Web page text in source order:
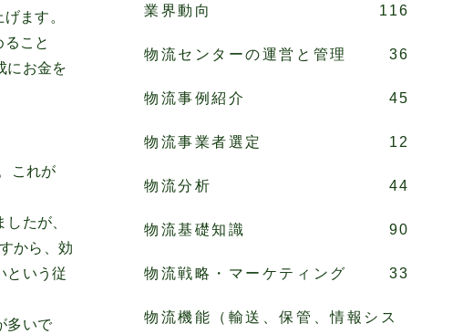
ます。
こと
にお金を
これが
たが、
から、効
という従
多いで
業界動向 116
物流センターの運営と管理 36
物流事例紹介 45
物流事業者選定 12
物流分析 44
物流基礎知識 90
物流戦略・マーケティング 33
物流機能（輸送、保管、情報シス